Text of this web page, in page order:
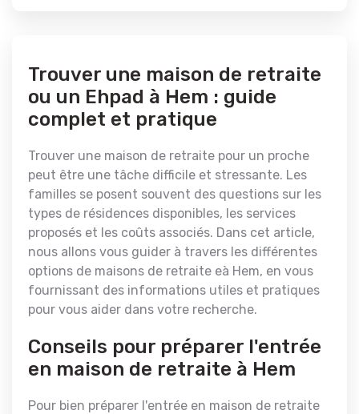
Trouver une maison de retraite
ou un Ehpad à Hem : guide
complet et pratique
Trouver une maison de retraite pour un proche
peut être une tâche difficile et stressante. Les
familles se posent souvent des questions sur les
types de résidences disponibles, les services
proposés et les coûts associés. Dans cet article,
nous allons vous guider à travers les différentes
options de maisons de retraite eà Hem, en vous
fournissant des informations utiles et pratiques
pour vous aider dans votre recherche.
Conseils pour préparer l'entrée
en maison de retraite à Hem
Pour bien préparer l'entrée en maison de retraite